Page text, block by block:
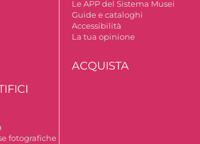
fotografiche
Le APP del Sistema Musei
Guide e cataloghi
Accessibilità
La tua opinione
ACQUISTA